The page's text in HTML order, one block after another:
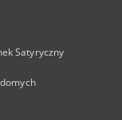
Satyryczny